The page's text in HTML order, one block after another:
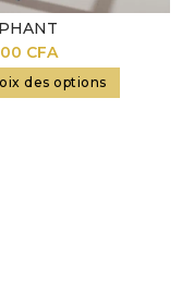
CFA
des options